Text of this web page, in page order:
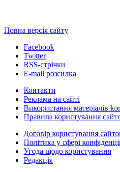
Повна версія сайту
Facebook
Twitter
RSS-стрічки
E-mail розсилка
Контакти
Реклама на сайті
Використання матеріалів
Правила користування
Договір користування
Політика у сфері
Угода щодо користування
Редакція